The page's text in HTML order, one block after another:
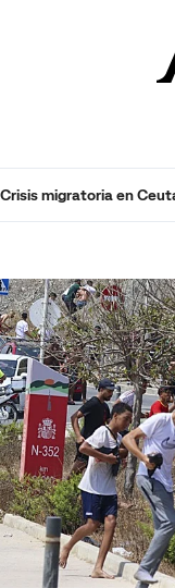
ECONOMÍA
Crisis migratoria en